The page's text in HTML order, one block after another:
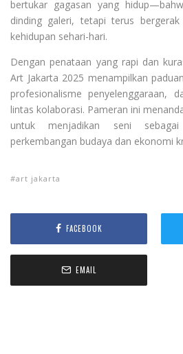
bertukar gagasan yang
dinding galeri, tetapi terus
kehidupan sehari-hari.
Dengan penataan yang rapi dan
Art Jakarta 2025 menampilkan
profesionalisme penyelenggaraan,
lintas kolaborasi. Pameran ini
untuk menjadikan seni
perkembangan budaya dan ekonomi
art jakarta
FACEBOOK
EMAIL